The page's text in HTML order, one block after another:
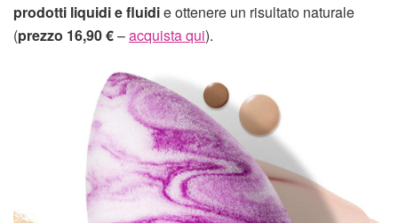
prodotti liquidi e fluidie ottenere un risultato naturale
(prezzo 16,90 €–acquista qui).